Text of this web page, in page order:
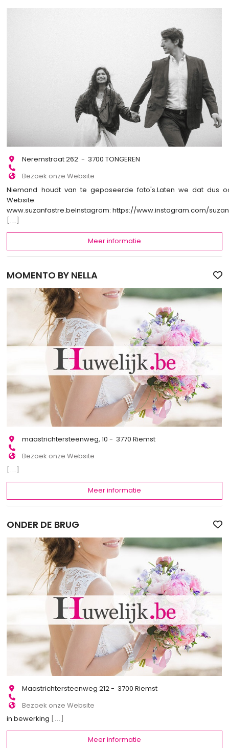
Neremstraat 262 - 3700 TONGEREN
Bezoek onze Website
Niemand houdt van te geposeerde foto's.Laten we dat dus
Website:
www.suzanfastre.beInstagram: https://www.instagram.com/
[...]
Meer informatie
MOMENTO BY NELLA
maastrichtersteenweg, 10 - 3770 Riemst
Bezoek onze Website
[...]
Meer informatie
ONDER DE BRUG
Maastrichtersteenweg 212 - 3700 Riemst
Bezoek onze Website
in bewerking
[...]
Meer informatie